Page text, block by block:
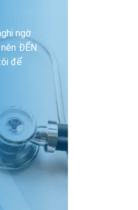
ngờ
ĐẾN
để